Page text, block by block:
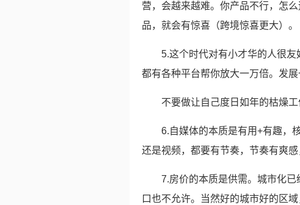
营，会越来越难。你产品不行，怎
品，就会有惊喜（跨境惊喜更大）。
5.这个时代对有小才华的人很友
都有各种平台帮你放大一万倍。发
不要做让自己度日如年的枯燥工
6.自媒体的本质是有用+有趣，
还是视频，都要有节奏，节奏有爽感
7.房价的本质是供需。城市化
口也不允许。当然好的城市好的区域